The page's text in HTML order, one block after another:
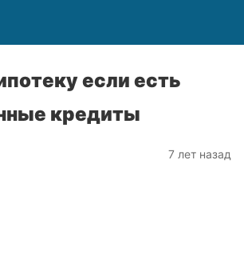
если есть
кредиты
7 лет назад